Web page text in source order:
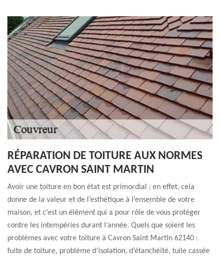
RÉPARATION DE TOITURE AUX NORMES
AVEC CAVRON SAINT MARTIN
Avoir une toiture en bon état est primordial ; en effet, cela
donne de la valeur et de l’esthétique à l’ensemble de votre
maison, et c’est un élément qui a pour rôle de vous protéger
contre les intempéries durant l’année. Quels que soient les
problèmes avec votre toiture à Cavron Saint Martin 62140 :
fuite de toiture, problème d’isolation, d’étanchéité, tuile cassée